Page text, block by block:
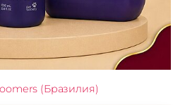
(Бразилия)